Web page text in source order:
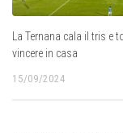
La Ternana cala il tris e
vincere in casa
15/09/2024